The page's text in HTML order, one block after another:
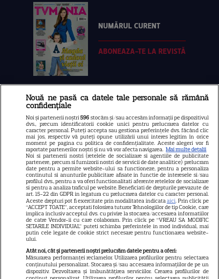
NUMĂRUL CURENT
ABONEAZA-TE LA REVISTĂ
Libertatea
Libertatea pentru femei
GSP
Știri mondene
Avantaje
Elle
Unica
Retete practice
URMĂREȘTE-NE PE
Nouă ne pasă ca datele tale personale să rămână
confidențiale
Noi și partenerii noștri596 stocăm și/sau accesăm informații pe dispozitivul
dvs., precum identificatorii cookie unici pentru prelucrarea datelor cu
caracter personal. Puteți accepta sau gestiona preferințele dvs. făcând clic
mai jos, respectiv vă puteți opune utilizării unui interes legitim în orice
moment pe pagina cu politica de confidențialitate. Aceste alegeri vor fi
raportate partenerilor noștri și nu vă vor afecta navigarea. Mai multe detalii
Noi si partenerii nostri (retelele de socializare si agentiile de publicitate
partenere, precum si furnizorii nostri de servicii de date analitice) prelucram
date pentru a permite website-ului sa functioneze, pentru a personaliza
continutul si anunturile publicitare afisate in functie de interesele si/sau
profilul dvs., pentru a va oferi functionalitati aferente retelelor de socializare
si pentru a analiza traficul pe website. Beneficiati de drepturile prevazute de
art. 15-22 din GDPR in legatura cu prelucrarea datelor cu caracter personal.
Aceste drepturi pot fi exercitate prin modalitatea indicataaici. Prin click pe
“ACCEPT TOATE”, acceptati folosirea tuturor Tehnologiilor de tip Cookie, care
implica inclusiv acceptul dvs. cu privire la stocarea/accesarea informatiilor
de catre Vendor-ii cu care colaboram. Prin click pe “VREAU SA MODIFIC
SETARILE INDIVIDUAL” puteti schimba preferintele in mod individual, mai
putin cele legate de cookie strict necesare pentru functionarea website-
ului.
Atât noi, cât și partenerii noștri prelucrăm datele pentru a oferi:
Măsurarea performanței reclamelor. Utilizarea profilurilor pentru selectarea
conținutului personalizat. Stocarea și/sau accesarea informațiilor de pe un
dispozitiv. Dezvoltarea și îmbunătățirea serviciilor. Crearea profilurilor de